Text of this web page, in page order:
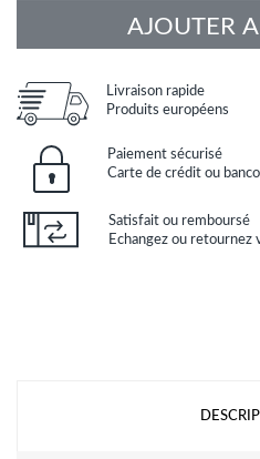
AJOUTER
Livraison rapide
Produits européens
Paiement sécurisé
Carte de crédit ou
Satisfait ou remboursé
Echangez ou retournez